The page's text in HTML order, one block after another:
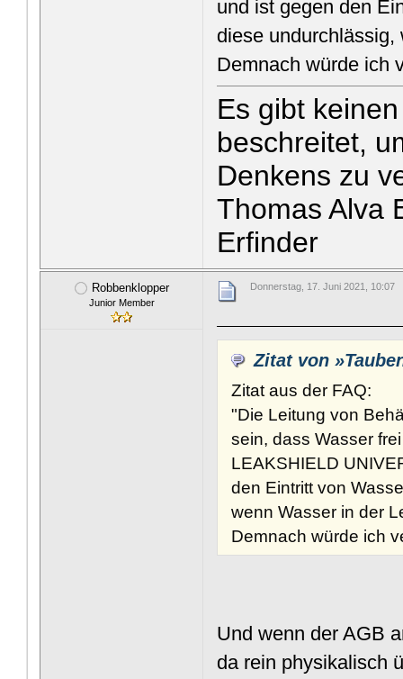
und ist gegen den
diese
Demnach würde ich
Es gibt
beschreitet,
Denkens zu
Thomas Alva
Erfinder
Robbenklopper
Junior Member
Donnerstag, 17. Juni 2021, 10:07
Zitat von
Zitat aus der FAQ:
"Die Leitung von
sein, dass Wasser
LEAKSHIELD
den Eintritt von
wenn Wasser in der
Demnach würde ich
Und wenn der AGB
da rein physikalisch